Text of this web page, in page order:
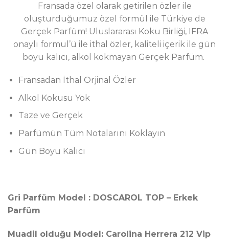
Fransada özel olarak getirilen özler ile
oluşturduğumuz özel formül ile Türkiye de
Gerçek Parfüm! Uluslararası Koku Birliği, IFRA
onaylı formul’ü ile ithal özler, kaliteli içerik ile gün
boyu kalıcı, alkol kokmayan Gerçek Parfüm.
Fransadan İthal Orjinal Özler
Alkol Kokusu Yok
Taze ve Gerçek
Parfümün Tüm Notalarını Koklayın
Gün Boyu Kalıcı
Gri Parfüm Model : DOSCAROL TOP – Erkek
Parfüm
Muadil olduğu Model: Carolina Herrera 212 Vip